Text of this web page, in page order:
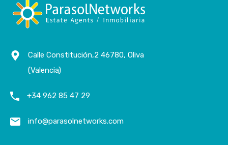
Calle Constitución,2 46780, Oliva
(Valencia)
+34 962 85 47 29
info@parasolnetworks.com